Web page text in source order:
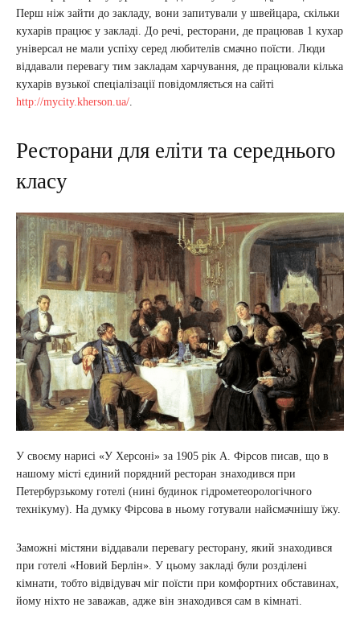
Перш ніж зайти до закладу, вони запитували у швейцара, скільки
кухарів працює у закладі. До речі, ресторани, де працював 1 кухар
універсал не мали успіху серед любителів смачно поїсти. Люди
віддавали перевагу тим закладам харчування, де працювали кілька
кухарів вузької спеціалізації повідомляється на сайті
http://mycity.kherson.ua/.
Ресторани для еліти та середнього
класу
У своєму нарисі «У Херсоні» за 1905 рік А. Фірсов писав, що в
нашому місті єдиний порядний ресторан знаходився при
Петербурзькому готелі (нині будинок гідрометеорологічного
технікуму). На думку Фірсова в ньому готували найсмачнішу їжу.
Заможні містяни віддавали перевагу ресторану, який знаходився
при готелі «Новий Берлін». У цьому закладі були розділені
кімнати, тобто відвідувач міг поїсти при комфортних обставинах,
йому ніхто не заважав, адже він знаходився сам в кімнаті.